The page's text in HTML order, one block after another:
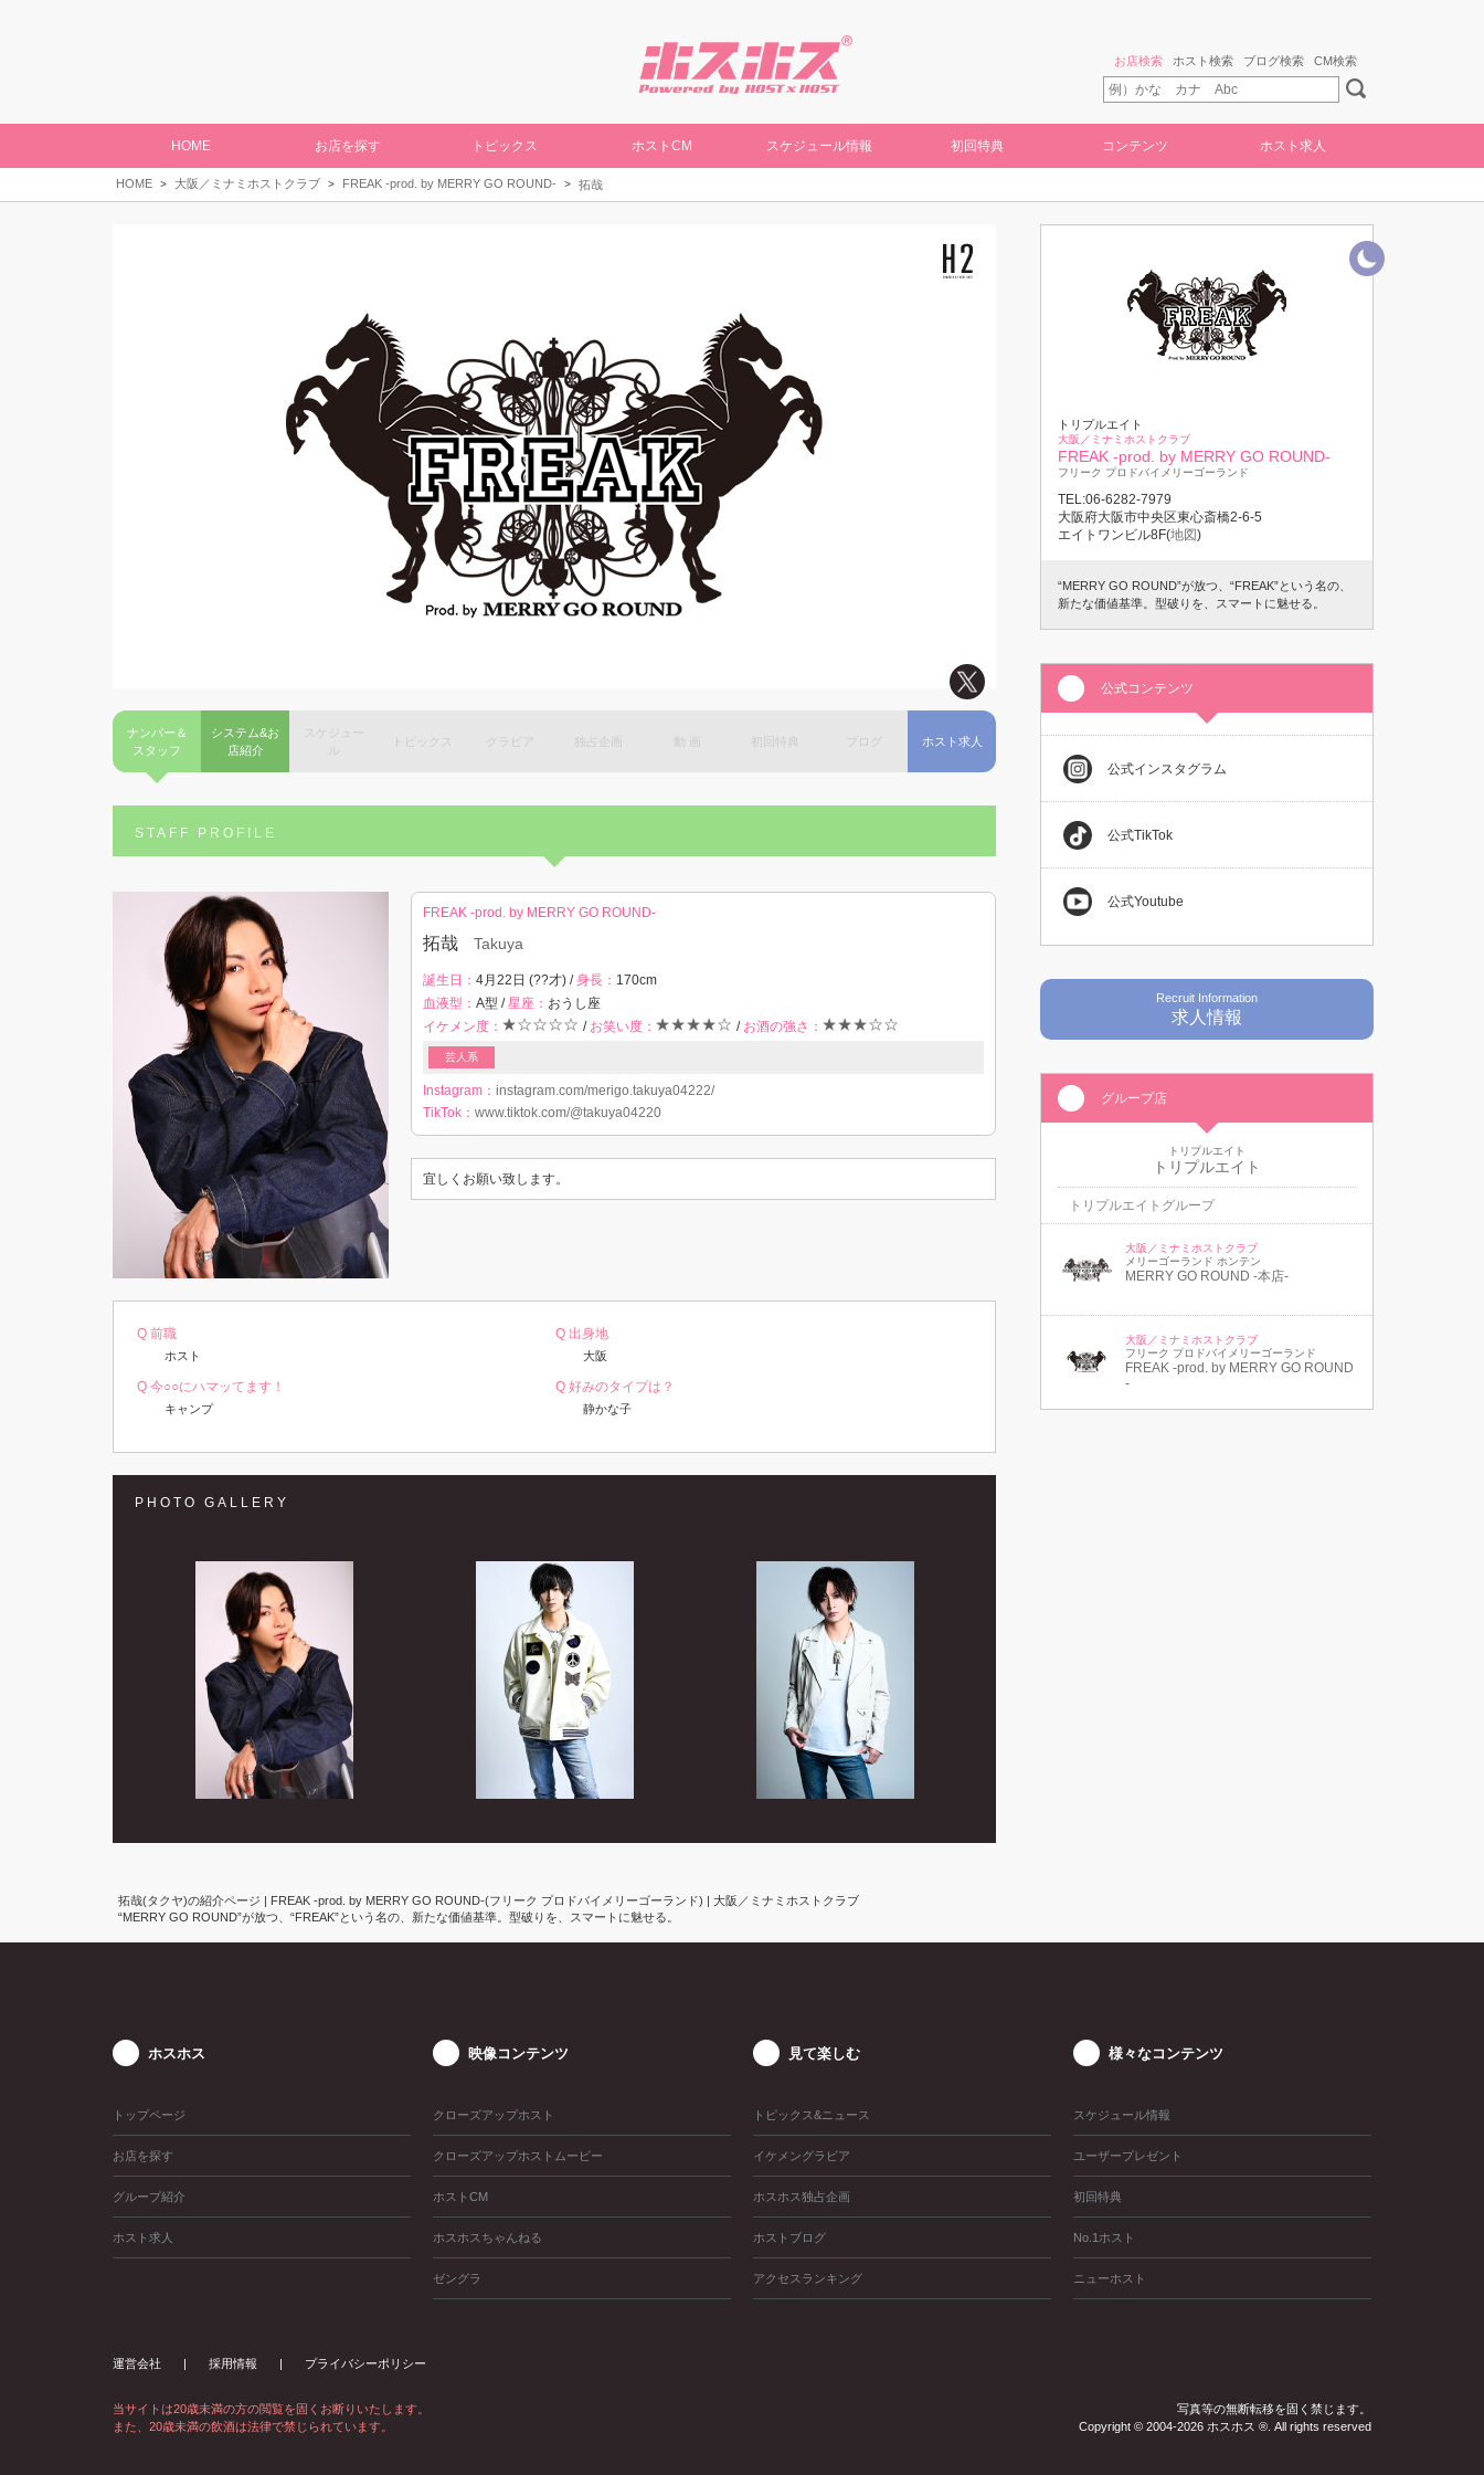
お店検索 ホスト検索 ブログ検索 CM検索
HOME お店を探す トピックス ホストCM スケジュール情報 初回特典 コンテンツ ホスト求人
HOME 大阪／ミナミホストクラブ FREAK -prod. by MERRY GO ROUND- 拓哉
ナンバー＆
スタッフ
システム&お
店紹介
スケジュー
トピックス グラビア 独占企画 初回特典 ブログ ホスト求人
STAFF PROFILE
FREAK -prod. by MERRY GO ROUND-
拓哉 Takuya
誕生日： 4月22日 (??才) /身長： 170cm
血液型： A型 /星座： おうし座
イケメン度：
/ お笑い度： / お酒の強さ：
芸人系
Instagram： instagram.com/merigo.takuya04222/
TikTok： www.tiktok.com/@takuya04220
宜しくお願い致します。
Q 前職
ホスト
Q 出身地
大阪
Q 今○○にハマッてます！
キャンプ
Q 好みのタイプは？
静かな子
PHOTO GALLERY
トリプルエイト
大阪／ミナミホストクラブ
FREAK -prod. by MERRY GO ROUND-
フリーク プロドバイメリーゴーランド
TEL:06-6282-7979
大阪府大阪市中央区東心斎橋2-6-5
エイトワンビル8F(地図)
“MERRY GO ROUND”が放つ、“FREAK”という名の、
新たな価値基準。型破りを、スマートに魅せる。
公式コンテンツ
公式インスタグラム
公式TikTok
公式Youtube
Recruit Information
求人情報
グループ店
トリプルエイト
トリプルエイト
トリプルエイトグループ
大阪／ミナミホストクラブ
メリーゴーランド ホンテン
MERRY GO ROUND -本店-
大阪／ミナミホストクラブ
フリーク プロドバイメリーゴーランド
FREAK -prod. by MERRY GO ROUND
-
拓哉(タクヤ)の紹介ページ | FREAK -prod. by MERRY GO ROUND-(フリーク プロドバイメリーゴーランド) | 大阪／ミナミホストクラブ
“MERRY GO ROUND”が放つ、“FREAK”という名の、新たな価値基準。型破りを、スマートに魅せる。
ホスホス
トップページ
お店を探す
グループ紹介
ホスト求人
映像コンテンツ
クローズアップホスト
クローズアップホストムービー
ホストCM
ホスホスちゃんねる
ゼングラ
見て楽しむ
トピックス&ニュース
イケメングラビア
ホスホス独占企画
ホストブログ
アクセスランキング
様々なコンテンツ
スケジュール情報
ユーザープレゼント
初回特典
No.1ホスト
ニューホスト
運営会社 採用情報 プライバシーポリシー
当サイトは20歳未満の方の閲覧を固くお断りいたします。
また、20歳未満の飲酒は法律で禁じられています。
写真等の無断転移を固く禁じます。
Copyright © 2004-2026 ホスホス ®. All rights reserved